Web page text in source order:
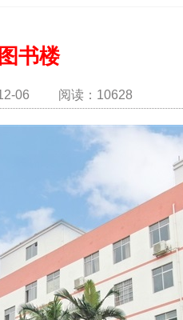
图书楼
12-06 阅读：10628